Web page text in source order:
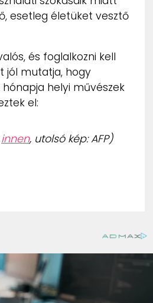
esetleg életüket vesztő
és foglalkozni kell
jól mutatja, hogy
helyi művészek
el:
innen, utolsó kép: AFP)